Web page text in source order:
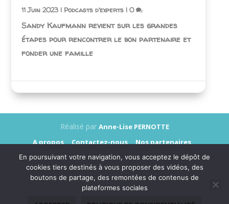
11 Juin 2023 | Podcasts d'experts |0
Sandy Kaufmann revient sur les grandes
étapes pour rencontrer le bon partenaire et
fonder une famille
Réalisé par Anne-Lise PERNOTTE
A propos
Contactez-nous
Nos partenaires
Annonceurs
Presse
Mentions légales
Données personnelles
En poursuivant votre navigation, vous acceptez le dépôt de
cookies tiers destinés à vous proposer des vidéos, des
boutons de partage, des remontées de contenus de
plateformes sociales